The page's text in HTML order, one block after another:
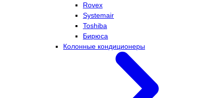
Rovex
Systemair
Toshiba
Бирюса
Колонные кондиционеры